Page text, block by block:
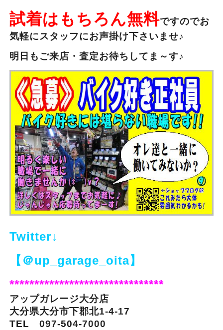
試着はもちろん無料ですのでお
気軽にスタッフにお声掛け下さいませ♪
明日もご来店・査定お待ちしてま～す♪
Twitter↓
【＠up_garage_oita】
*******************************
アップガレージ大分店
大分県大分市下郡北1-4-17
TEL 097-504-7000